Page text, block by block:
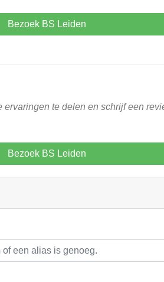
Bezoek BS Leiden
te delen en schrijf een
Bezoek BS Leiden